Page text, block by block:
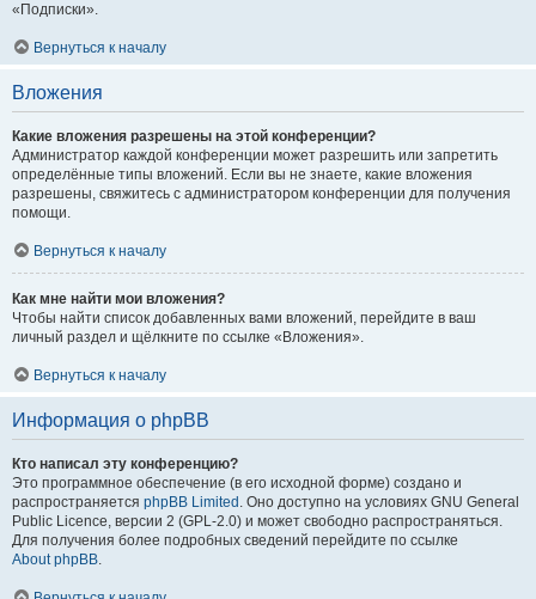
«Подписки».
Вернуться к началу
Вложения
Какие вложения разрешены на этой конференции?
Администратор каждой конференции может разрешить или запретить
определённые типы вложений. Если вы не знаете, какие вложения
разрешены, свяжитесь с администратором конференции для получения
помощи.
Вернуться к началу
Как мне найти мои вложения?
Чтобы найти список добавленных вами вложений, перейдите в ваш
личный раздел и щёлкните по ссылке «Вложения».
Вернуться к началу
Информация о phpBB
Кто написал эту конференцию?
Это программное обеспечение (в его исходной форме) создано и
распространяется phpBB Limited . Оно доступно на условиях GNU General
Public Licence, версии 2 (GPL-2.0) и может свободно распространяться.
Для получения более подробных сведений перейдите по ссылке
About phpBB.